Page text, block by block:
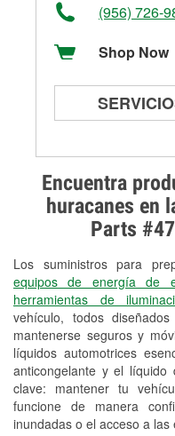
Encuentra
huracanes en
Parts
Los suministros para
equipos de energía de
herramientas de
vehículo, todos
mantenerse seguros y
líquidos automotrices
anticongelante y el
clave: mantener tu
funcione de manera
inundadas o el acceso a
(956) 726-
Shop Now
Prueba de
Revisión
Reciclaje
Instalación
Instalación
Programa